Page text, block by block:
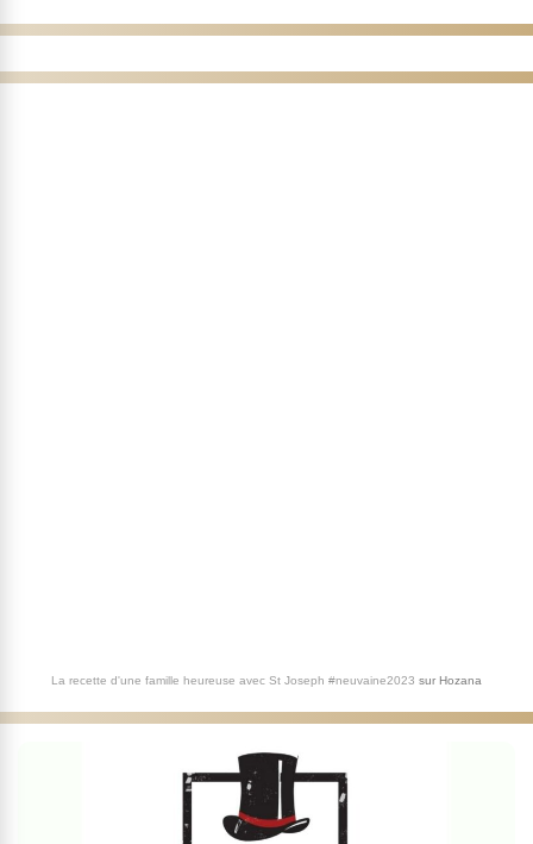
La recette d'une famille heureuse avec St Joseph #neuvaine2023 sur Hozana